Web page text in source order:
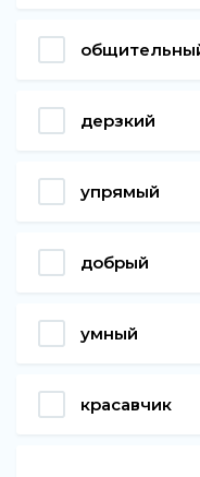
дерзкий
упрямый
добрый
умный
красавчик